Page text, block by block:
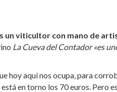
un viticultor con mano de
La Cueva del Contador «es
hoy aquí nos ocupa, para
en torno los 70 euros. Pero